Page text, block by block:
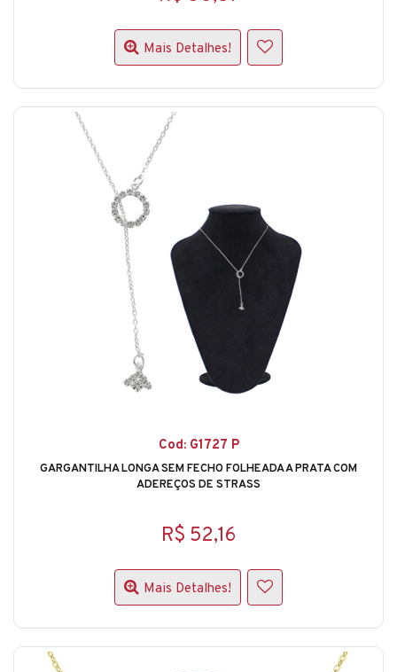
Mais Detalhes!
Cod: G1727 P
GARGANTILHA LONGA SEM FECHO FOLHEADA A PRATA COM
ADEREÇOS DE STRASS
R$ 52,16
Mais Detalhes!